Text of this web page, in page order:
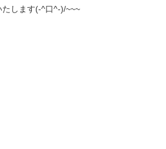
たします(-^口^-)/~~~